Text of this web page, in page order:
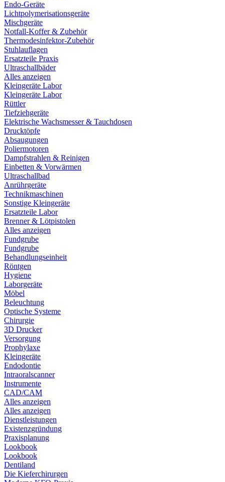
Endo-Geräte
Lichtpolymerisationsgeräte
Mischgeräte
Notfall-Koffer & Zubehör
Thermodesinfektor-Zubehör
Stuhlauflagen
Ersatzteile Praxis
Ultraschallbäder
Alles anzeigen
Kleingeräte Labor
Kleingeräte Labor
Rüttler
Tiefziehgeräte
Elektrische Wachsmesser & Tauchdosen
Drucktöpfe
Absaugungen
Poliermotoren
Dampfstrahlen & Reinigen
Einbetten & Vorwärmen
Ultraschallbad
Anrührgeräte
Technikmaschinen
Sonstige Kleingeräte
Ersatzteile Labor
Brenner & Lötpistolen
Alles anzeigen
Fundgrube
Fundgrube
Behandlungseinheit
Röntgen
Hygiene
Laborgeräte
Möbel
Beleuchtung
Optische Systeme
Chirurgie
3D Drucker
Versorgung
Prophylaxe
Kleingeräte
Endodontie
Intraoralscanner
Instrumente
CAD/CAM
Alles anzeigen
Alles anzeigen
Dienstleistungen
Existenzgründung
Praxisplanung
Lookbook
Lookbook
Dentiland
Die Kieferchirurgen